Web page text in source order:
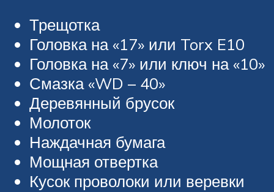
Трещотка
Головка на «17» или Torx E10
Головка на «7» или ключ на «10»
Смазка «WD – 40»
Деревянный брусок
Молоток
Наждачная бумага
Мощная отвертка
Кусок проволоки или веревки